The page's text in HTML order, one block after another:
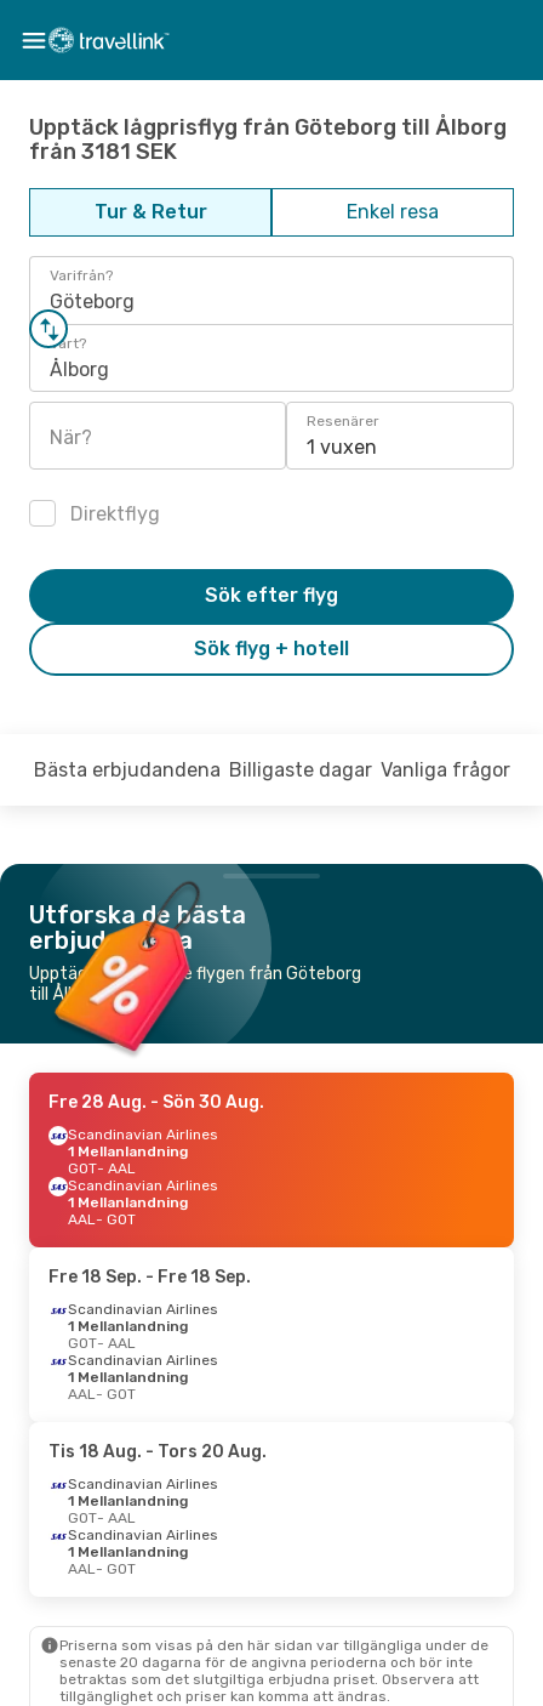
Upptäck lågprisflyg från Göteborg till Ålborg
från 3181 SEK
Tur & Retur Enkel resa
Varifrån?
Göteborg
Vart?
Ålborg
När?
Resenärer
1 vuxen
Direktflyg
Sök flyg + hotell
Sök efter flyg
Bästa erbjudandena Billigaste dagar Vanliga frågor
Utforska de bästa
erbjudandena
Upptäck de billigaste flygen från Göteborg
till Ålborg
Fre 28 Aug. - Sön 30 Aug.
Scandinavian Airlines
1 Mellanlandning
GOT- AAL
Scandinavian Airlines
1 Mellanlandning
AAL- GOT
Fre 18 Sep. - Fre 18 Sep.
Scandinavian Airlines
1 Mellanlandning
GOT- AAL
Scandinavian Airlines
1 Mellanlandning
AAL- GOT
Tis 18 Aug. - Tors 20 Aug.
Scandinavian Airlines
1 Mellanlandning
GOT- AAL
Scandinavian Airlines
1 Mellanlandning
AAL- GOT
Priserna som visas på den här sidan var tillgängliga under de
senaste 20 dagarna för de angivna perioderna och bör inte
betraktas som det slutgiltiga erbjudna priset. Observera att
tillgänglighet och priser kan komma att ändras.